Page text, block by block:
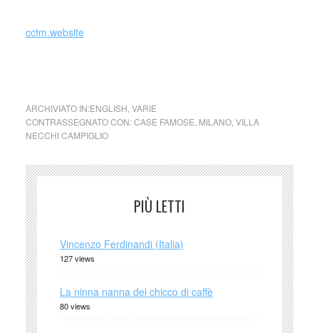
cctm.website
ARCHIVIATO IN:ENGLISH VARIE
CONTRASSEGNATO CON:CASE FAMOSE MILANO, VILLA
NECCHI CAMPIGLIO
PIÙ LETTI
Vincenzo Ferdinandi (Italia)
127 views
La ninna nanna del chicco di caffè
80 views